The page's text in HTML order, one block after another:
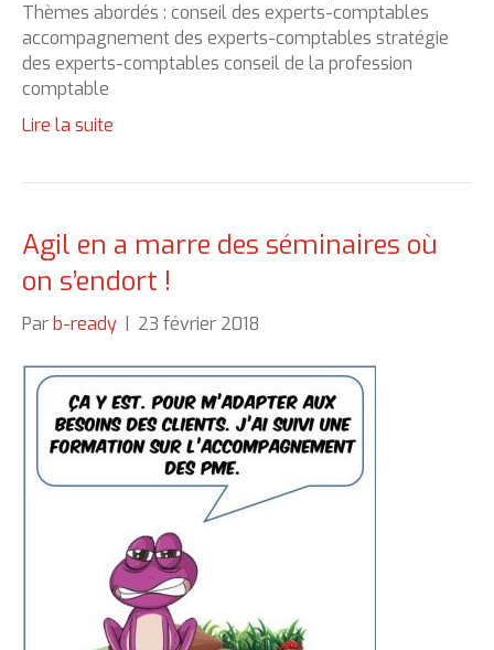
Thèmes abordés : conseil des experts-comptables
accompagnement des experts-comptables stratégie
des experts-comptables conseil de la profession
comptable
Lire la suite
Agil en a marre des séminaires où
on s’endort !
Par b-ready 23 février 2018